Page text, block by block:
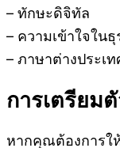
– ทักษะดิจิทัล
– ความเข้าใจในธุ
– ภาษาต่างประเท
การเตรียม
หากคุณต้องการ